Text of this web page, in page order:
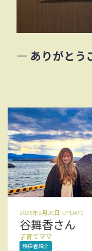
― ありがとう
2025年2月20日 UPDATE
谷舞香さん
子育てママ
移住者紹介